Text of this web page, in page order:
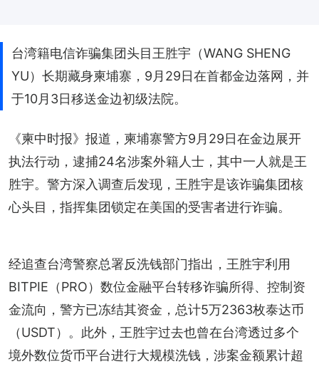
台湾籍电信诈骗集团头目王胜宇（WANG SHENG
YU）长期藏身柬埔寨，9月29日在首都金边落网，并
于10月3日移送金边初级法院。
《柬中时报》报道，柬埔寨警方9月29日在金边展开
执法行动，逮捕24名涉案外籍人士，其中一人就是王
胜宇。警方深入调查后发现，王胜宇是该诈骗集团核
心头目，指挥集团锁定在美国的受害者进行诈骗。
经追查台湾警察总署反洗钱部门指出，王胜宇利用
BITPIE（PRO）数位金融平台转移诈骗所得、控制资
金流向，警方已冻结其资金，总计5万2363枚泰达币
（USDT）。此外，王胜宇过去也曾在台湾透过多个
境外数位货币平台进行大规模洗钱，涉案金额累计超